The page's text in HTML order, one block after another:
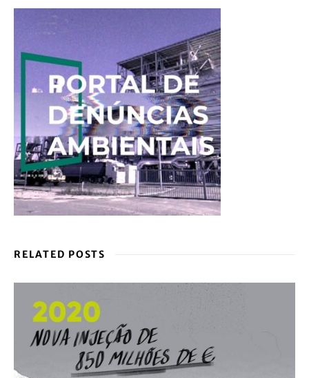
RELATED POSTS